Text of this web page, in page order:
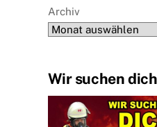
Archiv
Wir suchen dich